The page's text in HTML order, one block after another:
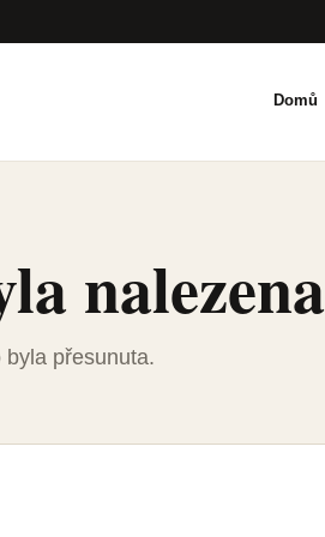
Domů
nalezena
přesunuta.